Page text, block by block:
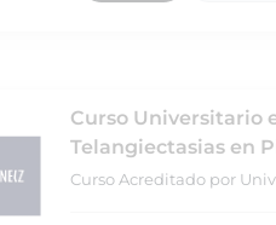
Curso Universitario
Telangiectasias en
Curso Acreditado por